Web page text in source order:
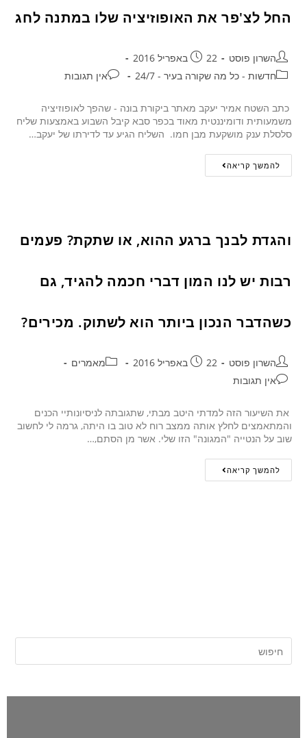
החל לצ'פר את האופוזיציה שלו במתנה לחג
השרון פוסט
22 באפריל 2016
חדשות - כל מה שקורה בעיר - 24/7
אין תגובות
כתב השטח אמיר יעקב מאתר ביקורת בונה - שהפך לאופוזיציה
משמעותית ודומיננטית מאוד בכפר סבא קיבל השבוע באמצעות שליח
סלסלת ענק מושקעת מבן חמו. השליח הגיע עד לדירתו של יעקב…
להמשך קריאה
והגדת לבנך ברגע ההוא, או שתקת? פעמים
רבות יש לנו המון דברי חכמה להגיד, גם
כשהדבר הנכון ביותר הוא לשתוק. מכירים?
השרון פוסט 22 באפריל 2016
מאמרים
אין תגובות
את השיעור הזה למדתי היטב מבתי, שתגובתה לניסיונותיי הכנים
והמתאמצים לחלץ אותה ממצב רוח לא טוב בו היתה, גרמה לי לחשוב
שוב על הנטייה "המגונה" הזו שלי. אשר מן הסתם,…
להמשך קריאה